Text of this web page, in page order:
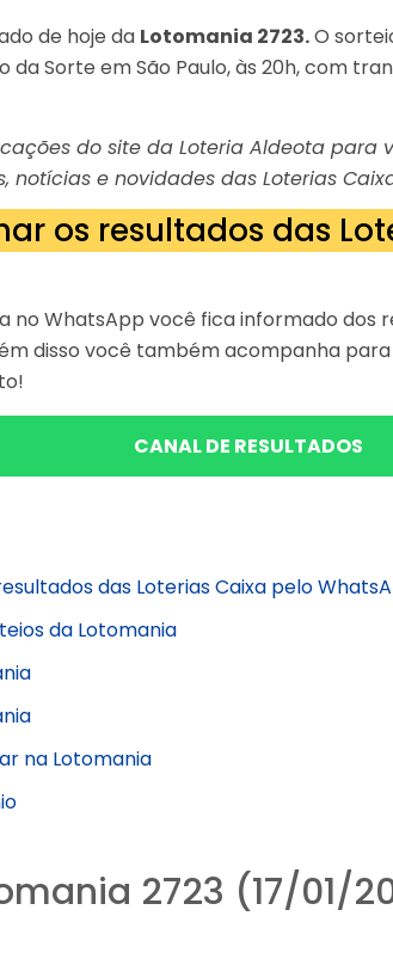
de hoje da Lotomania 2723.O
da Sorte em São Paulo, às 20h, com
do site da Loteria Aldeota para
notícias e novidades das Loterias
os resultados das
no WhatsApp você fica informado dos
disso você também acompanha
CANAL DE RESULTADOS
das Loterias Caixa pelo
da Lotomania
na Lotomania
2723 (17/01/